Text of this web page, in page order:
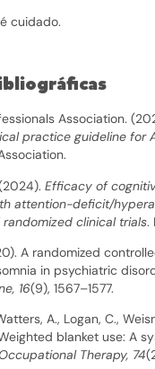
cuidado.
Association.
practice guideline for
Efficacy of
attention-deficit/
clinical trials.
A randomized
in psychiatric
16(9), 1567–1577.
A., Logan, C.,
blanket use: A
Therapy, 74